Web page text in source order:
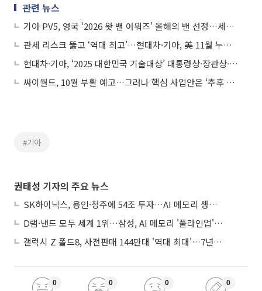
관련 뉴스
기아 PV5, 영국 ‘2026 왓 밴 어워즈’ 올해의 밴 선정…세계 시장서 수상 행진
관세 리스크 뚫고 ‘역대 최고’…현대차·기아, 美 11월 누적 판매 신기록
현대차·기아, ‘2025 대한민국 기술대상’ 대통령상·장관상·동탑산업훈장 수상
싸이월드, 10월 부활 예고…그러나 핵심 사업안은 ‘추후 공개’
#기아
권태성 기자의 주요 뉴스
SK하이닉스, 용인·청주에 54조 투자…AI 메모리 생산기지 키운다
D램·낸드 모두 세계 1위…삼성, AI 메모리 '풀라인업'으로 승부
갤럭시 Z 폴드8, 사전판매 144만대 '역대 최대'…7년만에 갤노트10 기록 넘어
0 0 0 0